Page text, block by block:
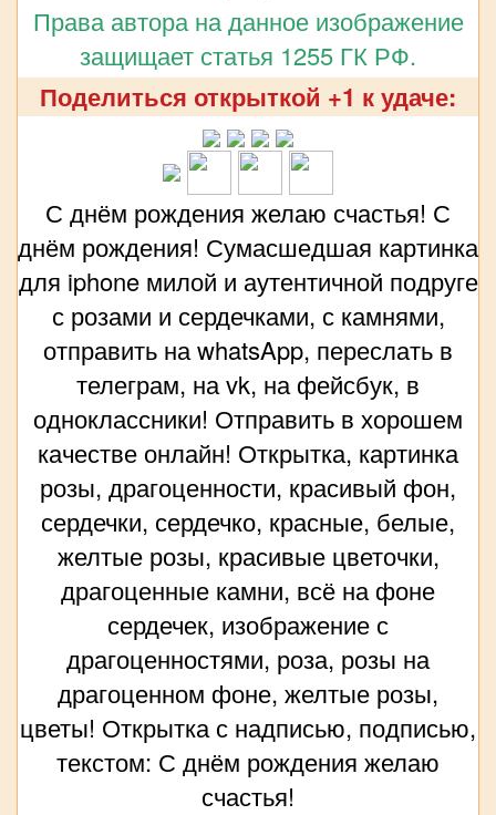
Права автора на данное изображение
защищает статья 1255 ГК РФ.
Поделиться открыткой +1 к удаче:
С днём рождения желаю счастья! С
днём рождения! Сумасшедшая картинка
для iphone милой и аутентичной подруге
с розами и сердечками, с камнями,
отправить на whatsApp, переслать в
телеграм, на vk, на фейсбук, в
одноклассники! Отправить в хорошем
качестве онлайн! Открытка, картинка
розы, драгоценности, красивый фон,
сердечки, сердечко, красные, белые,
желтые розы, красивые цветочки,
драгоценные камни, всё на фоне
сердечек, изображение с
драгоценностями, роза, розы на
драгоценном фоне, желтые розы,
цветы! Открытка с надписью, подписью,
текстом: С днём рождения желаю
счастья!